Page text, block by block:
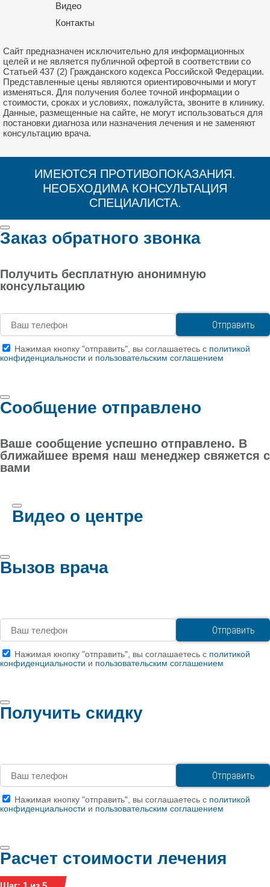
Видео
Контакты
Сайт предназначен исключительно для информационных
целей и не является публичной офертой в соответствии со
Статьей 437 (2) Гражданского кодекса Российской Федерации.
Представленные цены являются ориентировочными и могут
изменяться. Для получения более точной информации о
стоимости, сроках и условиях, пожалуйста, звоните в клинику.
Данные, размещенные на сайте, не могут использоваться для
постановки диагноза или назначения лечения и не заменяют
консультацию врача.
ИМЕЮТСЯ ПРОТИВОПОКАЗАНИЯ.
НЕОБХОДИМА КОНСУЛЬТАЦИЯ
СПЕЦИАЛИСТА.
Заказ обратного звонка
Получить бесплатную анонимную
консультацию
Нажимая кнопку "отправить", вы соглашаетесь с политикой
конфиденциальности и пользовательским соглашением
Сообщение отправлено
Ваше сообщение успешно отправлено. В
ближайшее время наш менеджер свяжется с
вами
Видео о центре
Вызов врача
Нажимая кнопку "отправить", вы соглашаетесь с политикой
конфиденциальности и пользовательским соглашением
Получить скидку
Нажимая кнопку "отправить", вы соглашаетесь с политикой
конфиденциальности и пользовательским соглашением
Расчет стоимости лечения